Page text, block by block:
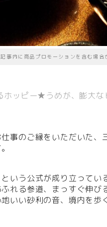
記事内に商品プロモーションを含む場合
ホッピー★うめが、膨大
事のご縁をいただいた、
いう公式が成り立ってい
れる参道、まっすぐ伸び
いい砂利の音、境内を歩